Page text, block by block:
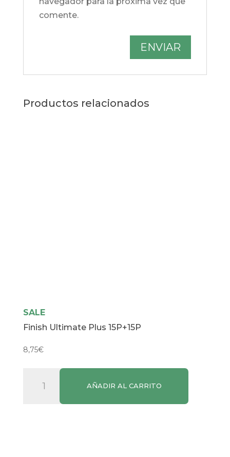
comente.
Productos relacionados
SALE
Finish Ultimate Plus 15P+15P
8,75€
Ultimate
AÑADIR AL CARRITO